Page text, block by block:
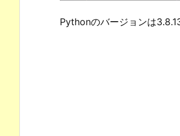
Pythonのバージョンは